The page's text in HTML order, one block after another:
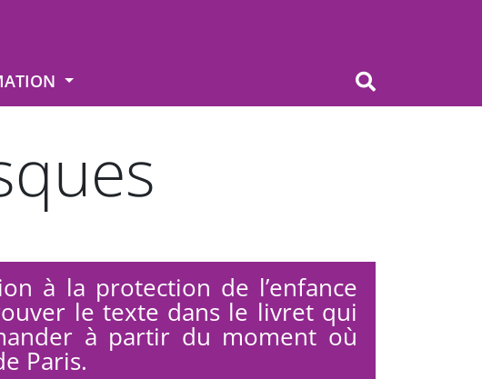
OK
à la protection de l’enfance
le texte dans le livret qui
à partir du moment où
Paris.